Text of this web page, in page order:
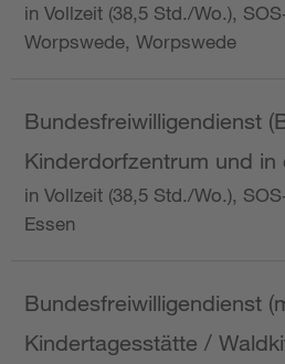
in Vollzeit (38,5 Std./Wo.),
Worpswede, Worpswede
Bundesfreiwilligendienst
Kinderdorfzentrum und in
in Vollzeit (38,5 Std./Wo.),
Essen
Bundesfreiwilligendienst
Kindertagesstätte /